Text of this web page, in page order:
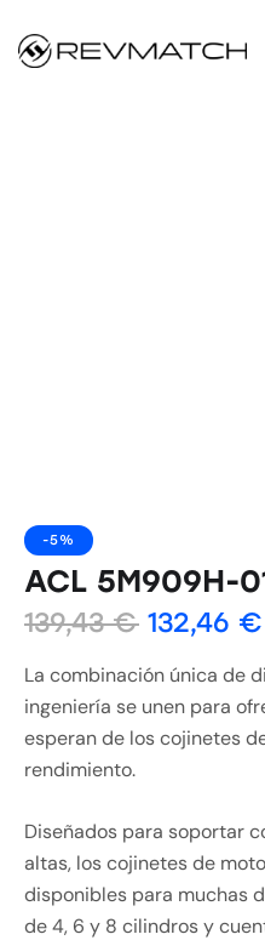
-5%
ACL 5M909H-
139,43€ 132,46 €
La combinación única de
ingeniería se unen para
esperan de los cojinetes
rendimiento.
Diseñados para soportar
altas, los cojinetes de
disponibles para muchas
de 4, 6 y 8 cilindros y